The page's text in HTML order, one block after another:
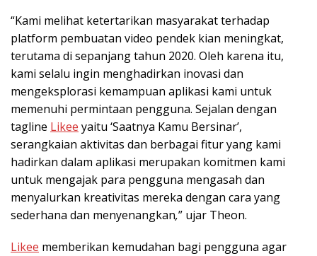
“Kami melihat ketertarikan masyarakat terhadap
platform pembuatan video pendek kian meningkat,
terutama di sepanjang tahun 2020. Oleh karena itu,
kami selalu ingin menghadirkan inovasi dan
mengeksplorasi kemampuan aplikasi kami untuk
memenuhi permintaan pengguna. Sejalan dengan
tagline Likee yaitu ‘Saatnya Kamu Bersinar’,
serangkaian aktivitas dan berbagai fitur yang kami
hadirkan dalam aplikasi merupakan komitmen kami
untuk mengajak para pengguna mengasah dan
menyalurkan kreativitas mereka dengan cara yang
sederhana dan menyenangkan,” ujar Theon.
Likee memberikan kemudahan bagi pengguna agar